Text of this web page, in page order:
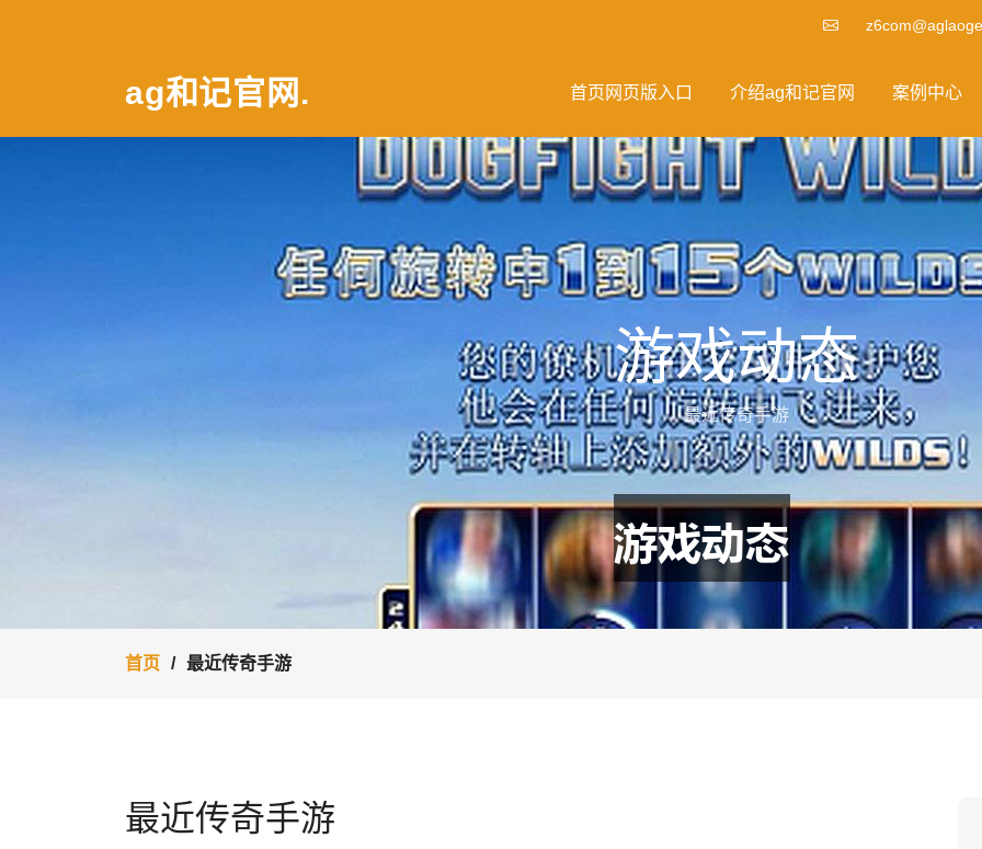
ag和记官网 . 首页网页版入口 介绍ag和记官网 案例中心
游戏动态
最近传奇手游
首页 最近传奇手游
最近传奇手游